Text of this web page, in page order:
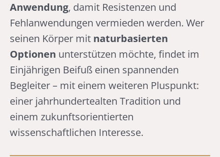
Anwendung, damit Resistenzen und
Fehlanwendungen vermieden werden. Wer
seinen Körper mit naturbasierten
Optionen unterstützen möchte, findet im
Einjährigen Beifuß einen spannenden
Begleiter – mit einem weiteren Pluspunkt:
einer jahrhundertealten Tradition und
einem zukunftsorientierten
wissenschaftlichen Interesse.